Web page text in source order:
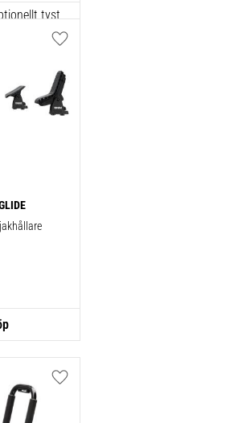
tyst
Lägg till i favoriter
Lägg till i favoriter